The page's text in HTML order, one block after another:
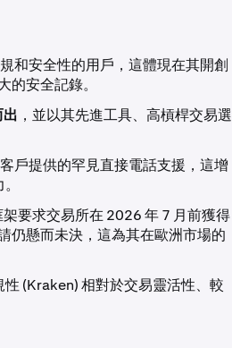
和安全性的用戶，這體現在其開創
安全記錄。
，並以其先進工具、高槓桿交易選
戶提供的罕見直接電話支援，這增
架要求交易所在 2026 年 7 月前獲得
仍懸而未決，這為其在歐洲市場的
性 (Kraken) 相對於交易靈活性、較